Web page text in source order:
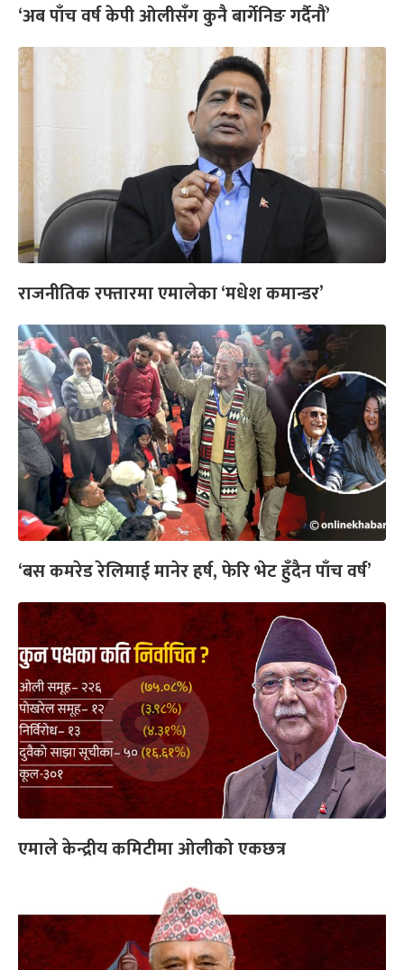
‘अब पाँच वर्ष केपी ओलीसँग कुनै बार्गेनिङ गर्दैनौं’
राजनीतिक रफ्तारमा एमालेका ‘मधेश कमान्डर’
‘बस कमरेड रेलिमाई मानेर हर्ष, फेरि भेट हुँदैन पाँच वर्ष’
एमाले केन्द्रीय कमिटीमा ओलीको एकछत्र